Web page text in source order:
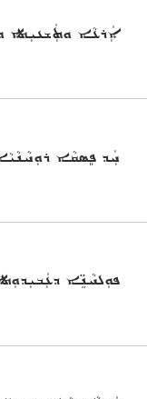
ܐܲܪܥܵܐ ܘܬܲܫܥܝܼܬܐ
ܚܲܕ ܦܸܣܩܵܐ
ܦܘܼܠܚܵܢܹ̈ܐ